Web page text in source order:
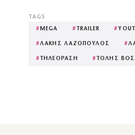
TAGS
#MEGA # TRAILER #
#ΛΑΚΗΣ ΛΑΖΟΠΟΥΛΟΣ #
# ΤΗΛΕΟΡΑΣΗ # ΤΟΛΗΣ